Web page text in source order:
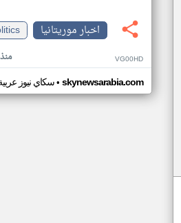
اخبار موريتانيا
VG00HD
سكاي نيوز• skynewsarabia.com